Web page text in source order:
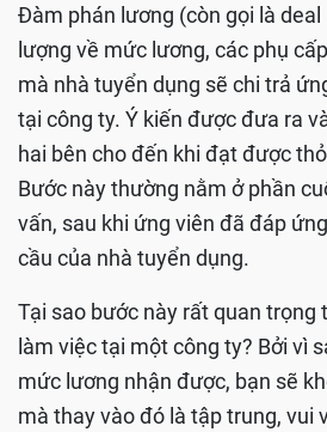
Đàm phán lương (còn gọi là
lượng về mức lương, các phụ
mà nhà tuyển dụng sẽ chi trả
tại công ty. Ý kiến được đưa ra
hai bên cho đến khi đạt được
Bước này thường nằm ở phần
vấn, sau khi ứng viên đã đáp
cầu của nhà tuyển dụng.
Tại sao bước này rất quan trọng
làm việc tại một công ty? Bởi vì
mức lương nhận được, bạn sẽ
mà thay vào đó là tập trung, vui